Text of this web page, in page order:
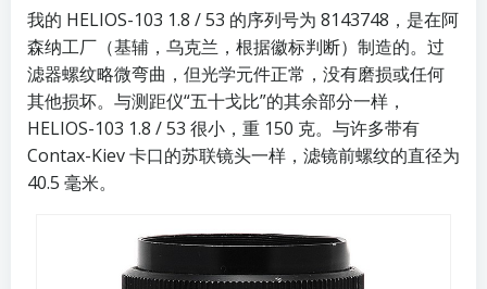
我的 HELIOS-103 1.8 / 53 的序列号为 8143748，是在阿
森纳工厂（基辅，乌克兰， 根据徽标判断）制造的。过
滤器螺纹略微弯曲，但光学元件正常，没有磨损或任何
其他损坏。与测距仪“五十戈比”的其余部分一样，
HELIOS-103 1.8 / 53 很小，重 150 克。与许多带有
Contax-Kiev 卡口的苏联镜头一样，滤镜前螺纹的直径为
40.5 毫米。